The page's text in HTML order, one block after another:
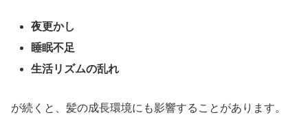
夜更かし
睡眠不足
生活リズムの乱れ
が続くと、髪の成長環境にも影響することがあります。